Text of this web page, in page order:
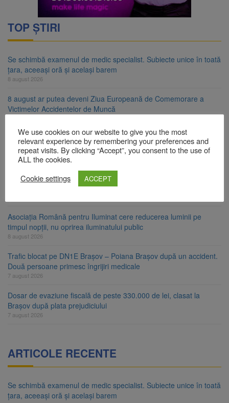
TOP ȘTIRI
Se schimbă examenul de medic specialist. Subiecte unice în toată
țara, aceeași oră și același barem
8 august 2026
8 august ar putea deveni Ziua Europeană de Comemorare a
Victimelor Accidentelor de Muncă
Am început demolarea fostului complex Duplex 91, de lângă Piața
Star
8 august 2026
Ungaria renunță la apelul pentru reducerea consumului de
energie. Nivelul Dunării a început să crească
Asociația Română pentru Iluminat cere reducerea luminii pe
timpul nopții, nu oprirea iluminatului public
8 august 2026
Trafic blocat pe DN1E Brașov – Poiana Brașov după un accident.
Două persoane primesc îngrijiri medicale
7 august 2026
Dosar de evaziune fiscală de peste 330.000 de lei, clasat la
Brașov după plata prejudiciului
7 august 2026
ARTICOLE RECENTE
Se schimbă examenul de medic specialist. Subiecte unice în toată
țara, aceeași oră și același barem
We use cookies on our website to give you the most
relevant experience by remembering your preferences and
repeat visits. By clicking “Accept”, you consent to the use of
ALL the cookies.
Cookie settings
ACCEPT